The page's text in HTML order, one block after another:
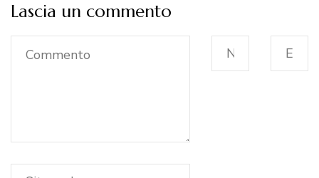
Lascia un commento